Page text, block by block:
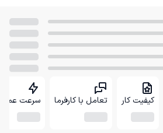
کیفیت کار تعامل با کارفرما سرعت عمل